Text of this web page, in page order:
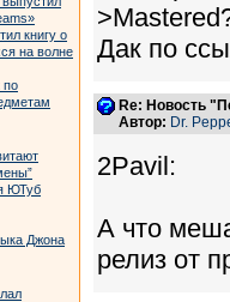
книгу о
на волне
по
ЮТуб
Джона
Дак по
Re: Новость
Автор: Dr.
2Pavil:
А что
релиз от